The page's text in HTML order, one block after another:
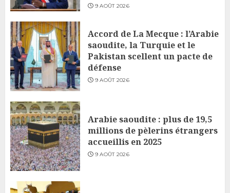
9 AOÛT 2026
Accord de La Mecque : l’Arabie
saoudite, la Turquie et le
Pakistan scellent un pacte de
défense
9 AOÛT 2026
Arabie saoudite : plus de 19,5
millions de pèlerins étrangers
accueillis en 2025
9 AOÛT 2026